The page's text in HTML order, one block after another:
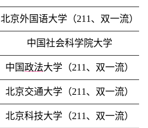
北京外国语大学（211、双一流）
中国社会科学院大学
中国政法大学（211、双一流）
北京交通大学（211、双一流）
北京科技大学（211、双一流）